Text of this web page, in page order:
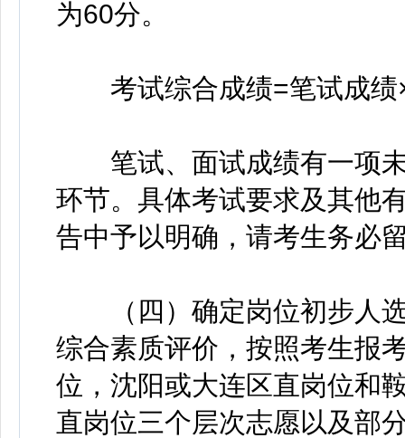
为60分。
考试综合成绩=笔试成绩
笔试、面试成绩有一项未
环节。具体考试要求及其他
告中予以明确，请考生务必
（四）确定岗位初步人选
综合素质评价，按照考生报
位，沈阳或大连区直岗位和
直岗位三个层次志愿以及部